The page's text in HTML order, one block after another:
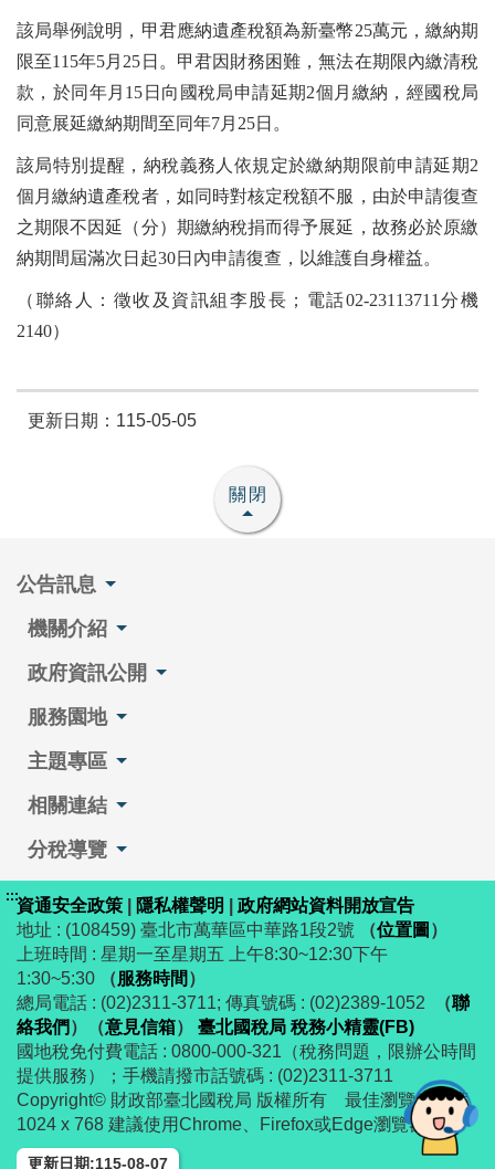
該局舉例說明，甲君應納遺產稅額為新臺幣25萬元，繳納期
限至115年5月25日。甲君因財務困難，無法在期限內繳清稅
款，於同年月15日向國稅局申請延期2個月繳納，經國稅局
同意展延繳納期間至同年7月25日。
該局特別提醒，納稅義務人依規定於繳納期限前申請延期2
個月繳納遺產稅者，如同時對核定稅額不服，由於申請復查
之期限不因延（分）期繳納稅捐而得予展延，故務必於原繳
納期間屆滿次日起30日內申請復查，以維護自身權益。
（聯絡人：徵收及資訊組李股長；電話02-23113711分機
2140）
更新日期：115-05-05
關閉
公告訊息
機關介紹
政府資訊公開
服務園地
主題專區
相關連結
分稅導覽
:::資通安全政策 隱私權聲明
政府網站資料開放宣告
地址 : (108459) 臺北市萬華區中華路1段2號
（位置圖 ）
上班時間 : 星期一至星期五 上午8:30~12:30下午
1:30~5:30
（服務時間 ）
總局電話 : (02)2311-3711; 傳真號碼 : (02)2389-1052
（聯
絡我們 ） （意見信箱）
臺北國稅局 稅務小精靈(FB)
國地稅免付費電話 : 0800-000-321（稅務問題，限辦公時間
提供服務）；手機請撥市話號碼 : (02)2311-3711
Copyright© 財政部臺北國稅局 版權所有 最佳瀏覽解析度
1024 x 768 建議使用Chrome、Firefox或Edge瀏覽器
更新日期:115-08-07